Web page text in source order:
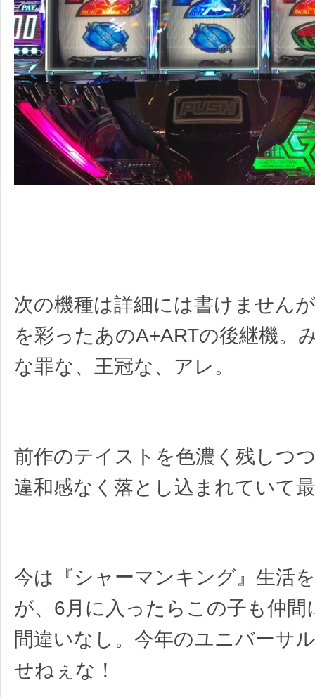
次の機種は詳細には書けません
を彩ったあのA+ARTの後継機。
な罪な、王冠な、アレ。
前作のテイストを色濃く残しつ
違和感なく落とし込まれていて
今は『シャーマンキング』生活
が、6月に入ったらこの子も仲間
間違いなし。今年のユニバーサ
せねぇな！